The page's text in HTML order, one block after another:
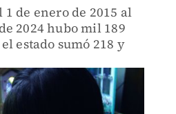
1 de enero de 2015 al
2024 hubo mil 189
estado sumó 218 y